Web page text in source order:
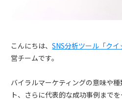
こんにちは、SNS分析ツール「クイ
営チームです。
バイラルマーケティングの意味や
ト、さらに代表的な成功事例まで